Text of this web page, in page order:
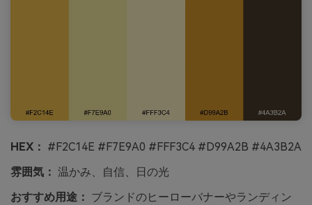
HEX： #F2C14E #F7E9A0 #FFF3C4 #D99A2B #4A3B2A
雰囲気： 温かみ、自信、日の光
おすすめ用途： ブランドのヒーローバナーやランディン